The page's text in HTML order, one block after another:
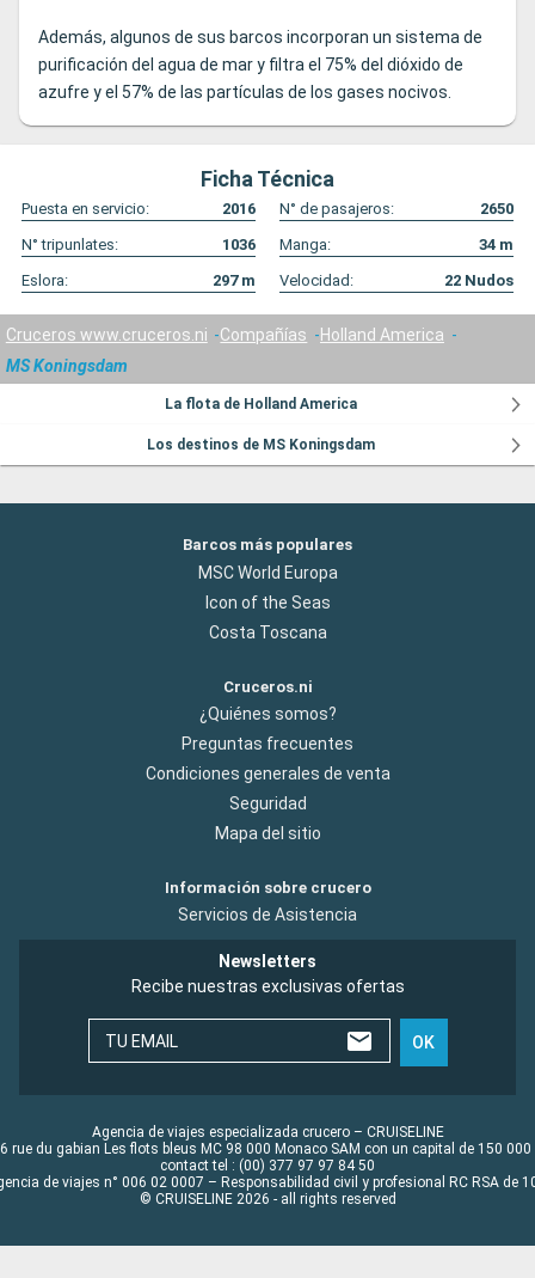
Además, algunos de sus barcos incorporan un sistema de
purificación del agua de mar y filtra el 75% del dióxido de
azufre y el 57% de las partículas de los gases nocivos.
Ficha Técnica
Puesta en servicio: 2016 N° de pasajeros:
2650
N° tripunlates:
1036 Manga: 34 m
Eslora:
297m Velocidad: 22 Nudos
Cruceros www.cruceros.ni Compañías
Holland America
MS Koningsdam
La flota de Holland America
Los destinos de MS Koningsdam
Barcos más populares
MSC World Europa
Icon of the Seas
Costa Toscana
Cruceros.ni
¿Quiénes somos?
Preguntas frecuentes
Condiciones generales de venta
Seguridad
Mapa del sitio
Información sobre crucero
Servicios de Asistencia
Newsletters
Recibe nuestras exclusivas ofertas
TU EMAIL OK
Agencia de viajes especializada crucero – CRUISELINE
rue du gabian Les flots bleus MC 98 000 Monaco SAM con un capital de 150 000
contact tel : (00) 377 97 97 84 50
de viajes n° 006 02 0007 – Responsabilidad civil y profesional RC RSA de
© CRUISELINE 2026 - all rights reserved